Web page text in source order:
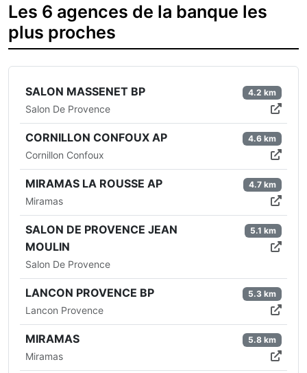
Les 6 agences de la banque les
plus proches
SALON MASSENET BP
Salon De Provence
4.2 km
CORNILLON CONFOUX AP
Cornillon Confoux
4.6 km
MIRAMAS LA ROUSSE AP
Miramas
4.7 km
SALON DE PROVENCE JEAN
MOULIN
Salon De Provence
5.1 km
LANCON PROVENCE BP
Lancon Provence
5.3 km
MIRAMAS
Miramas
5.8 km